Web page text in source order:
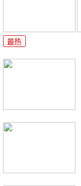
最热